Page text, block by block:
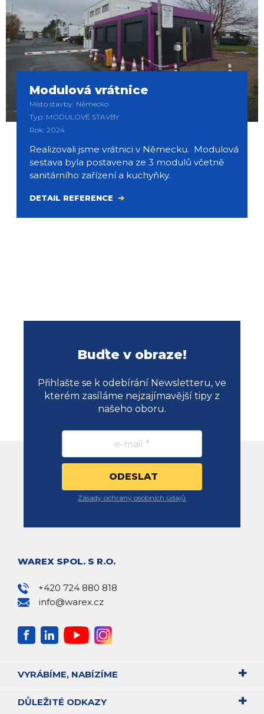
Modulová vrátnice
Místo stavby: Německo
Typ: MODULOVÉ STAVBY
Rok: 2024
Realizovali jsme vrátnici v Německu. Modulová
sestava byla postavena ze 3 modulů včetně
sanitárního zařízení a kuchyňky.
DETAIL REFERENCE
Buďte v obraze!
Přihlašte se k odebírání Newsletteru, ve
kterém zasíláme nejzajímavější tipy z
našeho oboru.
Zásady ochrany osobních údajů
WAREX SPOL. S R.O.
+420 724 880 818
info@warex.cz
VYRÁBÍME, NABÍZÍME
DŮLEŽITÉ ODKAZY